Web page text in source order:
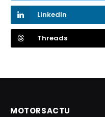
LinkedIn
Threads
MOTORSACTU